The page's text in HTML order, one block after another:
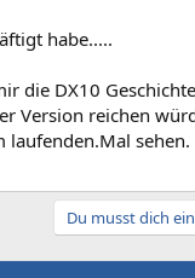
habe.....
die DX10
Version reichen
laufenden.Mal sehen.
Du musst dich